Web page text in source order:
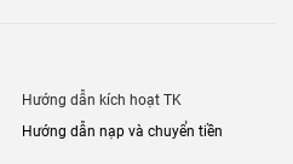
Hướng dẫn kích hoạt TK
Hướng dẫn nạp và chuyển tiền